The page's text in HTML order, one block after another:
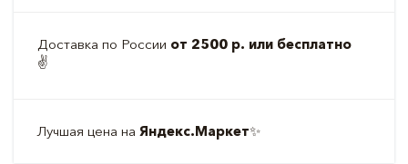
Доставка по России от 2500 р. или бесплатно
✌️
Лучшая цена на Яндекс.Маркет✨